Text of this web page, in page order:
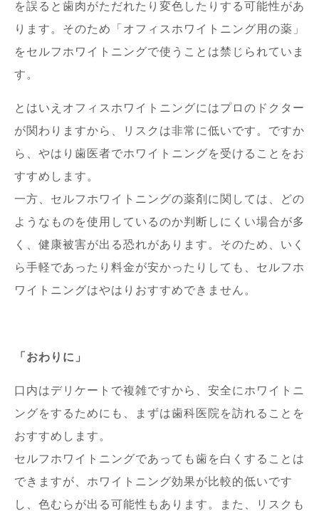
を誤ると歯肉がただれたり変色したりする可能性があ
ります。そのため「オフィスホワイトニング用の薬」
をセルフホワイトニングで使うことは禁じられていま
す。
とはいえオフィスホワイトニングにはプロのドクター
が関わりますから、リスクは非常に低いです。ですか
ら、やはり歯医者でホワイトニングを受けることをお
すすめします。
一方、セルフホワイトニングの薬剤に関しては、どの
ようなものを使用しているのか判断しにくい場合が多
く、健康被害が出る恐れがあります。そのため、いく
ら手軽であったり料金が安かったりしても、セルフホ
ワイトニングはやはりおすすめできません。
「おわりに」
口内はデリケートで複雑ですから、安全にホワイトニ
ングをするためにも、まずは歯科医院を訪れることを
おすすめします。
セルフホワイトニングであっても歯を白くすることは
できますが、ホワイトニング効果が比較的低いです
し、色むらが出る可能性もあります。また、リスクも